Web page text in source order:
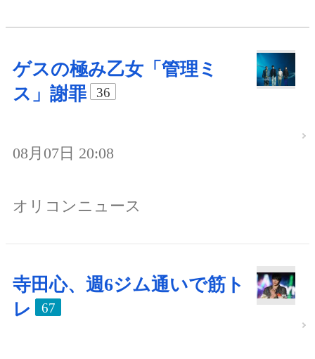
ゲスの極み乙女「管理ミ
ス」謝罪
36
08月07日 20:08
オリコンニュース
寺田心、週6ジム通いで筋ト
レ
67